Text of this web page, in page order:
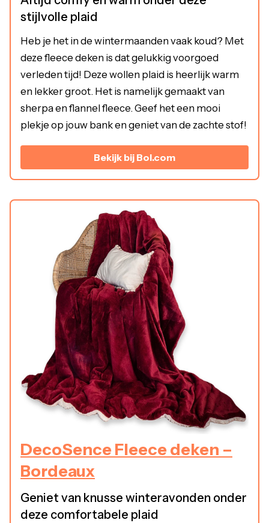
stijlvolle plaid
Heb je het in de wintermaanden vaak koud? Met
deze fleece deken is dat gelukkig voorgoed
verleden tijd! Deze wollen plaid is heerlijk warm
en lekker groot. Het is namelijk gemaakt van
sherpa en flannel fleece. Geef het een mooi
plekje op jouw bank en geniet van de zachte stof!
Bekijk bij Bol.com
DecoSence Fleece deken –
Bordeaux
Geniet van knusse winteravonden onder
deze comfortabele plaid